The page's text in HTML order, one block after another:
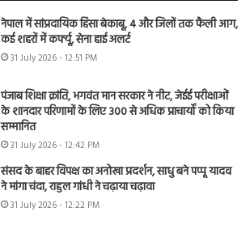
नेपाल में सांप्रदायिक हिंसा बेकाबू, 4 और जिलों तक फैली आग,
कई शहरों में कर्फ्यू, सेना हाई अलर्ट
31 July 2026 - 12:51 PM
पंजाब शिक्षा क्रांति, भगवंत मान सरकार ने नीट, जेईई परीक्षाओं
के शानदार परिणामों के लिए 300 से अधिक प्राचार्यों को किया
सम्मानित
31 July 2026 - 12:42 PM
संसद के बाहर विपक्ष का अनोखा प्रदर्शन, साधु बने पप्पू यादव
ने मांगा चंदा, राहुल गांधी ने चढ़ाया चढ़ावा
31 July 2026 - 12:22 PM